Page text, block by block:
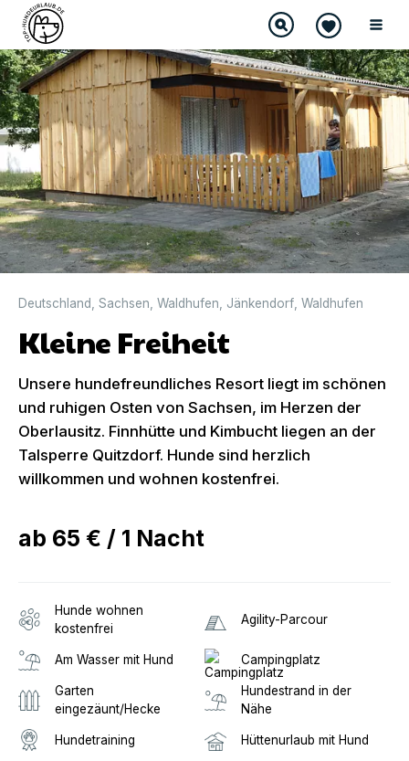
Deutschland Sachsen Waldhufen Jänkendorf Waldhufen
Kleine Freiheit
Unsere hundefreundliches Resort liegt im schönen
und ruhigen Osten von Sachsen, im Herzen der
Oberlausitz. Finnhütte und Kimbucht liegen an der
Talsperre Quitzdorf. Hunde sind herzlich
willkommen und wohnen kostenfrei.
ab 65 € / 1 Nacht
Hunde wohnen
kostenfrei
Agility-Parcour
Am Wasser mit Hund Campingplatz
Garten
eingezäunt/Hecke
Hundestrand in der
Nähe
Hundetraining Hüttenurlaub mit Hund